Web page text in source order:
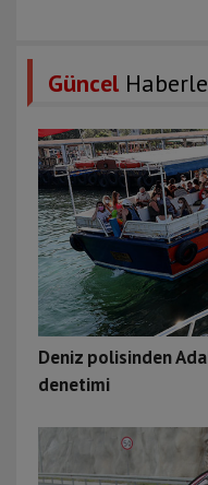
Güncel
Deniz polisinden
denetimi